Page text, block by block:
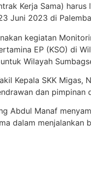
Kerja Sama)
Juni 2023 di
kegiatan
EP (KSO) di
Wilayah
Kepala SKK Migas,
dan pimpinan
Abdul Manaf
dalam